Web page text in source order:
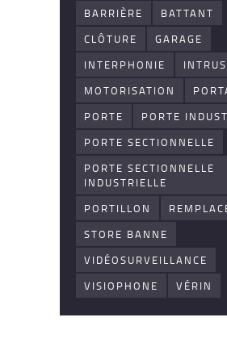
BARRIÈRE
BATTANT
CLÔTURE
GARAGE
INTERPHONIE
MOTORISATION
PORTE
PORTE
PORTE SECTIONNELLE
PORTE SECTIONNELLE
INDUSTRIELLE
PORTILLON
STORE BANNE
VIDÉOSURVEILLANCE
VISIOPHONE
VÉRIN